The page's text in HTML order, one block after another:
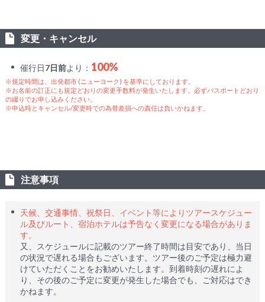
変更・キャンセル
催行日7日前より： 100%
※規定時間は、出発都市 (ニューヨーク) を基準にしております。
※お名前の訂正にも規定どおりの変更手数料が発生いたします。必ずパスポートどおり
の綴りでお申し込みください。
※申込時とキャンセル/変更時での為替差損への責任は負いかねます。
注意事項
天候、交通事情、祝祭日、イベント等によりツアースケジュー
ル及びルート、宿泊ホテルは予告なく変更になる場合がありま
す。
又、スケジュールに記載のツアー終了時間は目安であり、当日
の状況で遅れる場合もございます。ツアー後のご予定は極力避
けていただくことをお勧めいたします。到着時刻の遅れによ
り、その後のご予定に変更が発生した場合でも、ご対応はでき
かねます。